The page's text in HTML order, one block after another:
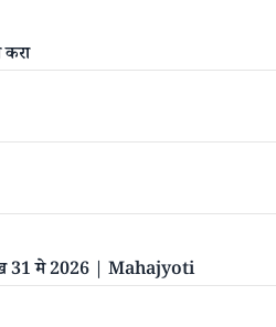
31 मे 2026 | Mahajyoti